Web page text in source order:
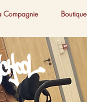
Compagnie Boutique